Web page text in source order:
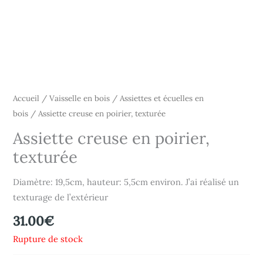
Accueil /Vaisselle en bois / Assiettes et écuelles en
bois / Assiette creuse en poirier, texturée
Assiette creuse en poirier,
texturée
Diamètre: 19,5cm, hauteur: 5,5cm environ. J’ai réalisé un
texturage de l’extérieur
31.00€
Rupture de stock